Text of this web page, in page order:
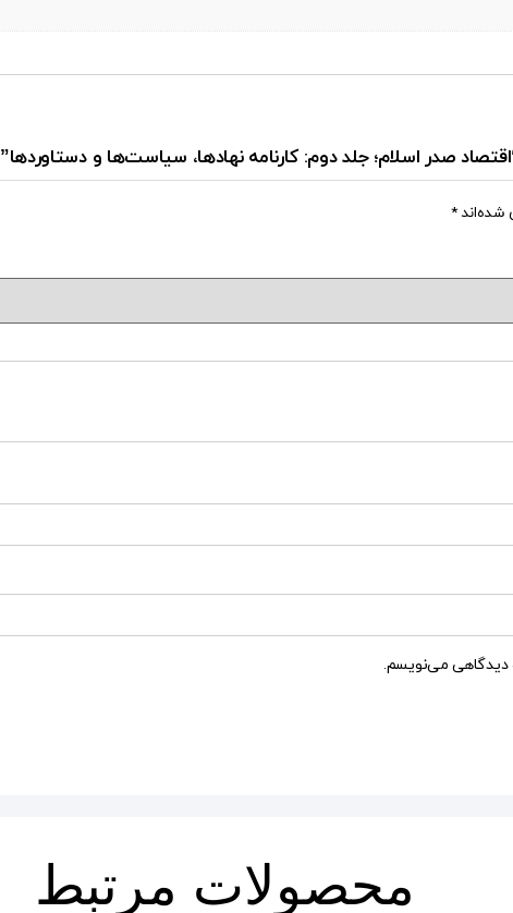
صدر اسلام؛ جلد دوم: کارنامه نهادها، سیاست‌ها و دستاوردها”
شده‌اند*
دیدگاهی می‌نویسم.
محصولات مرتبط